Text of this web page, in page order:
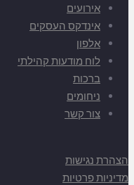
אירועים
אינדקס העסקים
אלפון
לוח מודעות קהילתי
ברכות
ניחומים
צור קשר
הצהרת נגישות
מדיניות פרטיות